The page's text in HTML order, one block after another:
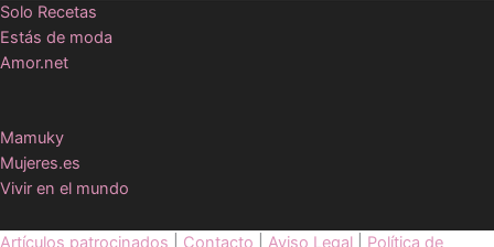
Solo Recetas
Estás de moda
Amor.net
Mamuky
Mujeres.es
Vivir en el mundo
Artículos patrocinados Contacto Aviso Legal Política de